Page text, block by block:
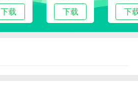
下载 下载 下